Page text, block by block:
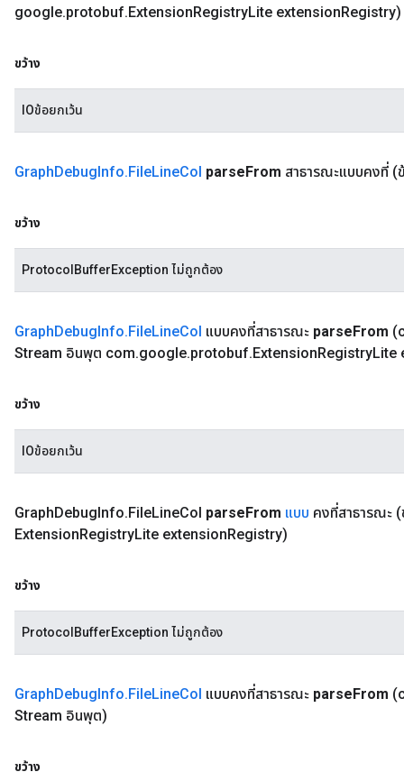
google.protobuf.ExtensionRegistryLite extensionRegistry)
ขว้าง
IOข้อยกเว้น
GraphDebugInfo.FileLineCol parseFrom สาธารณะแบบคงที่ (
ขว้าง
ProtocolBufferException ไม่ถูกต้อง
GraphDebugInfo.FileLineCol แบบคงที่สาธารณะ parseFrom
Stream อินพุต com.google.protobuf.ExtensionRegistryLite
ขว้าง
IOข้อยกเว้น
GraphDebugInfo.FileLineCol parseFrom แบบ คงที่สาธารณะ
ExtensionRegistryLite extensionRegistry)
ขว้าง
ProtocolBufferException ไม่ถูกต้อง
GraphDebugInfo.FileLineCol แบบคงที่สาธารณะ parseFrom
Stream อินพุต)
ขว้าง